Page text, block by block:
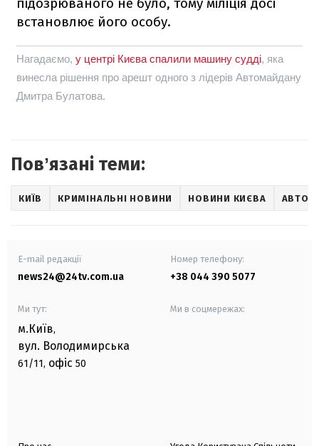
підозрюваного не було, тому міліція досі
встановлює його особу.
Нагадаємо, у центрі Києва спалили машину судді, яка
винесла рішення про арешт одного з лідерів Автомайдану
Дмитра Булатова.
Повʼязані теми:
КИЇВ КРИМІНАЛЬНІ НОВИНИ НОВИНИ КИЄВА АВТО
E-mail редакції
news24@24tv.com.ua
Номер телефону:
+38 044 390 5077
Ми тут:
м.Київ,
вул. Володимирська
61/11, офіс 50
Ми в соцмережах: